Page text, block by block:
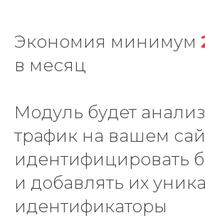
Экономия минимум
в месяц
Модуль будет
трафик на вашем
идентифицировать
и добавлять их
идентификаторы